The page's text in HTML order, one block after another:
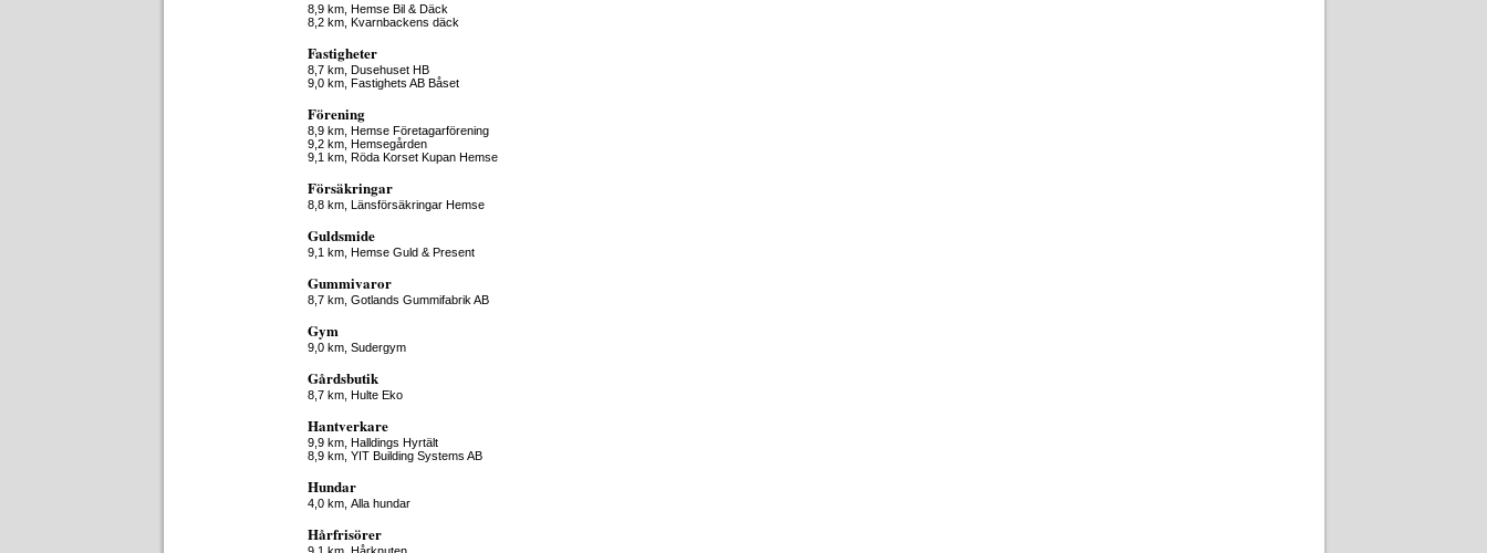
8,9 km, Hemse Bil & Däck
8,2 km, Kvarnbackens däck
Fastigheter
8,7 km, Dusehuset HB
9,0 km, Fastighets AB Båset
Förening
8,9 km, Hemse Företagarförening
9,2 km, Hemsegården
9,1 km, Röda Korset Kupan Hemse
Försäkringar
8,8 km, Länsförsäkringar Hemse
Guldsmide
9,1 km, Hemse Guld & Present
Gummivaror
8,7 km, Gotlands Gummifabrik AB
Gym
9,0 km, Sudergym
Gårdsbutik
8,7 km, Hulte Eko
Hantverkare
9,9 km, Halldings Hyrtält
8,9 km, YIT Building Systems AB
Hundar
4,0 km, Alla hundar
Hårfrisörer